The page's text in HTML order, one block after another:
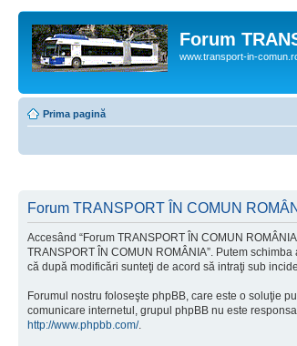
Forum
www.transport-in-
Prima pagină
Forum TRANSPORT ÎN COMUN
Accesând “Forum TRANSPORT ÎN COMUN
TRANSPORT ÎN COMUN ROMÂNIA”. Putem
că după modificări sunteţi de acord să intraţi sub
Forumul nostru foloseşte phpBB, care este o soluţie
comunicare internetul, grupul phpBB nu este
http://www.phpbb.com/.